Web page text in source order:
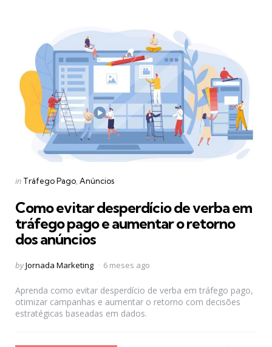
Categories
Posted
in Tráfego Pago Anúncios
Como evitar desperdício de verba em
tráfego pago e aumentar o retorno
dos anúncios
Posted
byJornada Marketing 6 meses ago
Aprenda como evitar desperdício de verba em tráfego pago,
otimizar campanhas e aumentar o retorno com decisões
estratégicas baseadas em dados.